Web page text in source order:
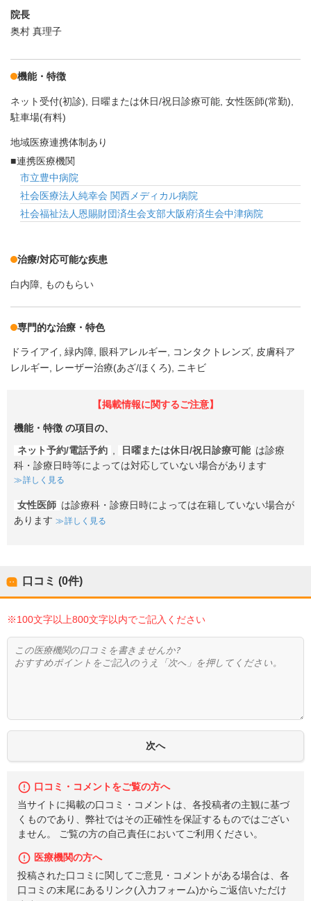
院長
奥村 真理子
機能・特徴
ネット受付(初診) 日曜または休日/祝日診療可能 女性医師(常勤)
駐車場(有料)
地域医療連携体制あり
連携医療機関
市立豊中病院
社会医療法人純幸会 関西メディカル病院
社会福祉法人恩賜財団済生会支部大阪府済生会中津病院
治療/対応可能な疾患
白内障 ものもらい
専門的な治療・特色
ドライアイ 緑内障 眼科アレルギー コンタクトレンズ
皮膚科ア
レルギー
レーザー治療(あざ/ほくろ) ニキビ
【掲載情報に関するご注意】
機能・特徴 の項目の、
ネット予約/電話予約 日曜または休日/祝日診療可能 は診療
科・診療日時等によっては対応していない場合があります
詳しく見る
女性医師 は診療科・診療日時によっては在籍していない場合が
あります
詳しく見る
口コミ (0件)
※100文字以上800文字以内でご記入ください
口コミ・コメントをご覧の方へ
当サイトに掲載の口コミ・コメントは、各投稿者の主観に基づ
くものであり、弊社ではその正確性を保証するものではござい
ません。 ご覧の方の自己責任においてご利用ください。
医療機関の方へ
投稿された口コミに関してご意見・コメントがある場合は、各
口コミの末尾にあるリンク(入力フォーム)からご返信いただけ